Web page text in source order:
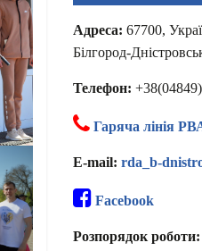
Адреса: 67700,
Білгород-
Телефон:
Гаряча лінія
E-mail: rda_b-
Facebook
Розпорядок роботи: